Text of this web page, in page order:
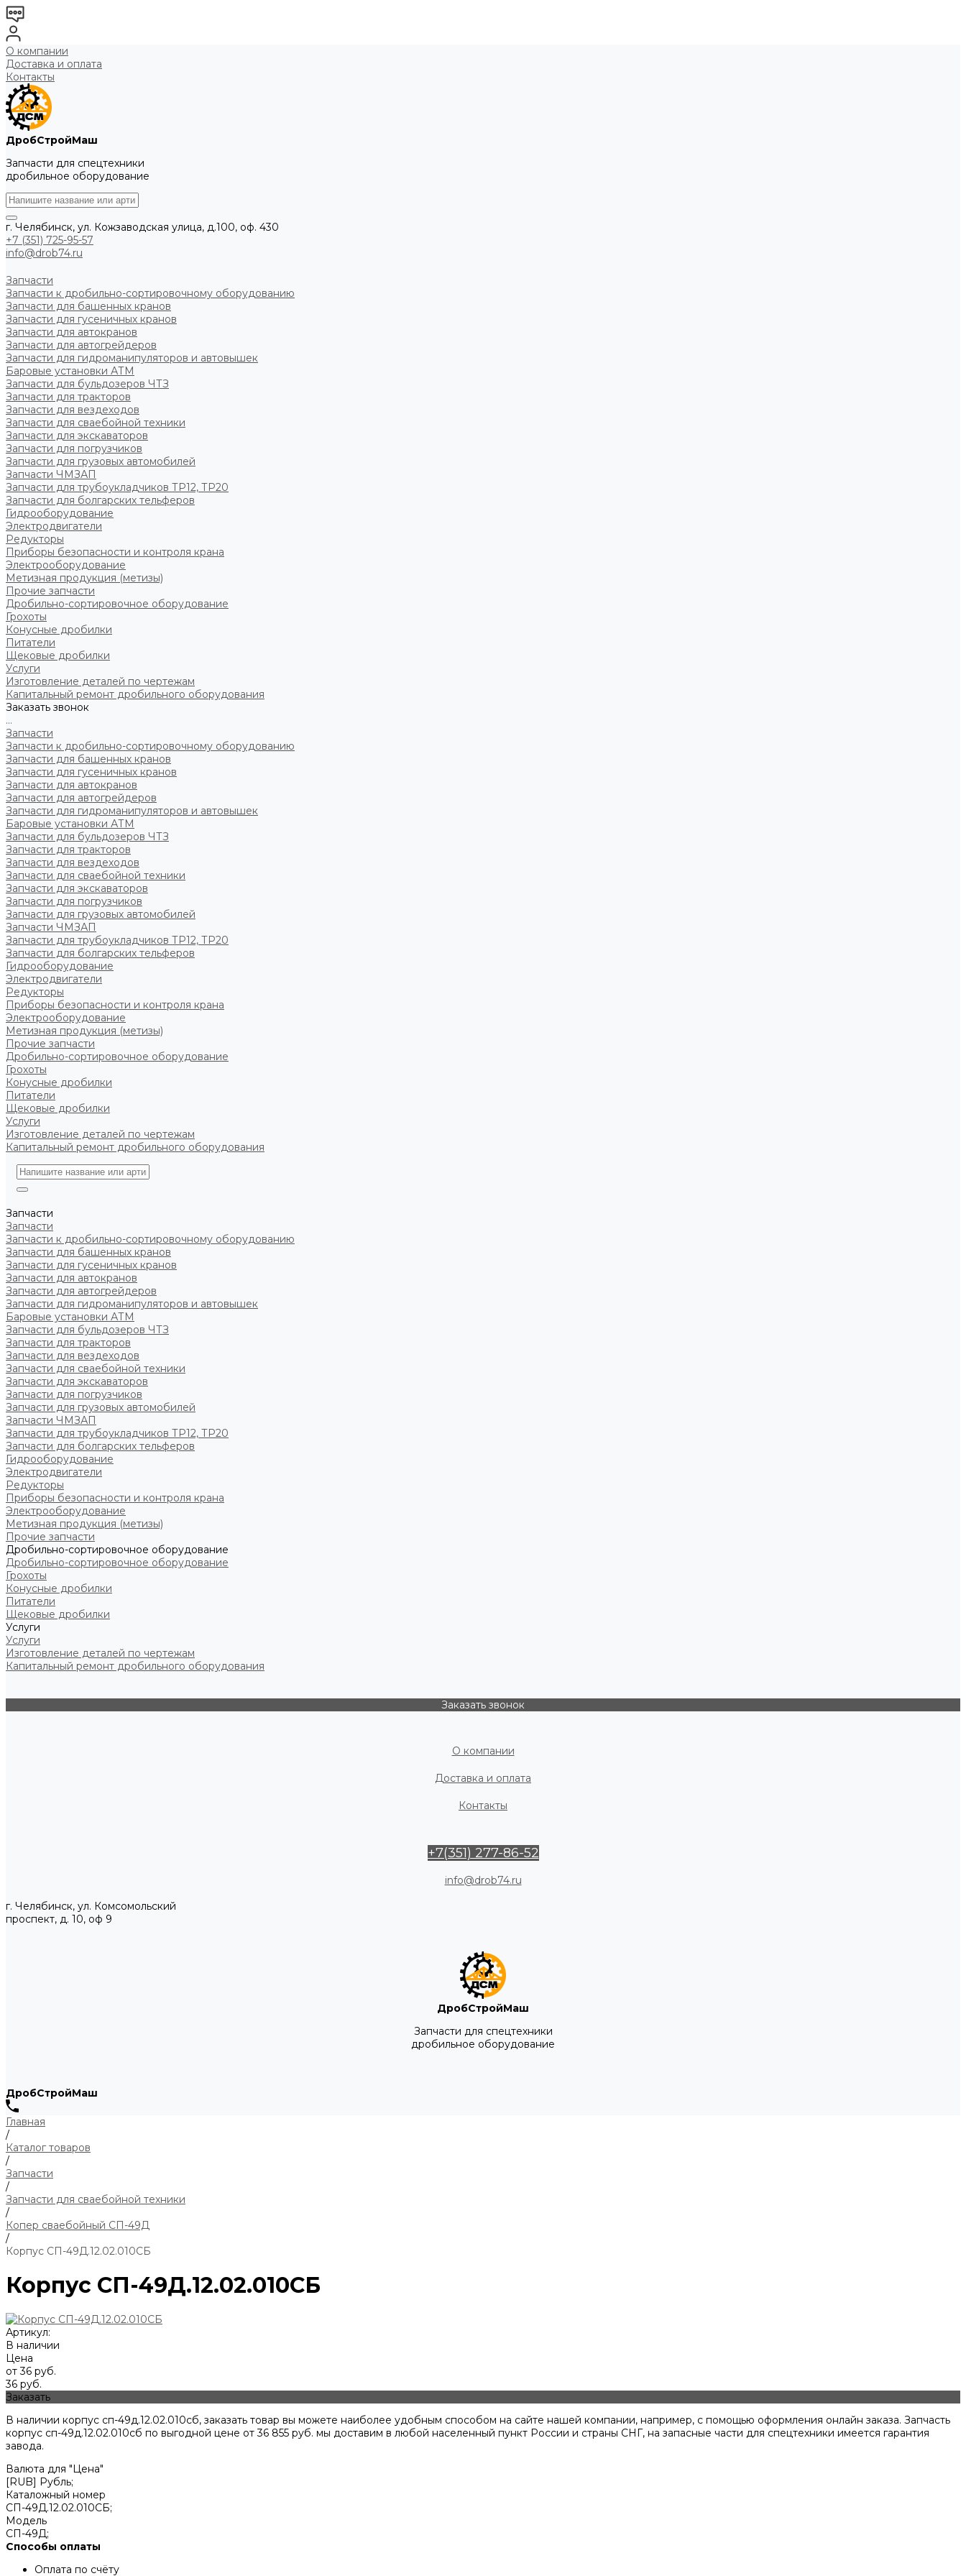
О компании
Доставка и оплата
Контакты
ДробСтройМаш
Запчасти для спецтехники
дробильное оборудование
г. Челябинск, ул. Кожзаводская улица, д.100, оф. 430
+7 (351) 725-95-57
info@drob74.ru
Запчасти
Запчасти к дробильно-сортировочному оборудованию
Запчасти для башенных кранов
Запчасти для гусеничных кранов
Запчасти для автокранов
Запчасти для автогрейдеров
Запчасти для гидроманипуляторов и автовышек
Баровые установки АТМ
Запчасти для бульдозеров ЧТЗ
Запчасти для тракторов
Запчасти для вездеходов
Запчасти для сваебойной техники
Запчасти для экскаваторов
Запчасти для погрузчиков
Запчасти для грузовых автомобилей
Запчасти ЧМЗАП
Запчасти для трубоукладчиков ТР12, ТР20
Запчасти для болгарских тельферов
Гидрооборудование
Электродвигатели
Редукторы
Приборы безопасности и контроля крана
Электрооборудование
Метизная продукция (метизы)
Прочие запчасти
Дробильно-сортировочное оборудование
Грохоты
Конусные дробилки
Питатели
Щековые дробилки
Услуги
Изготовление деталей по чертежам
Капитальный ремонт дробильного оборудования
Заказать звонок
...
Запчасти
Запчасти к дробильно-сортировочному оборудованию
Запчасти для башенных кранов
Запчасти для гусеничных кранов
Запчасти для автокранов
Запчасти для автогрейдеров
Запчасти для гидроманипуляторов и автовышек
Баровые установки АТМ
Запчасти для бульдозеров ЧТЗ
Запчасти для тракторов
Запчасти для вездеходов
Запчасти для сваебойной техники
Запчасти для экскаваторов
Запчасти для погрузчиков
Запчасти для грузовых автомобилей
Запчасти ЧМЗАП
Запчасти для трубоукладчиков ТР12, ТР20
Запчасти для болгарских тельферов
Гидрооборудование
Электродвигатели
Редукторы
Приборы безопасности и контроля крана
Электрооборудование
Метизная продукция (метизы)
Прочие запчасти
Дробильно-сортировочное оборудование
Грохоты
Конусные дробилки
Питатели
Щековые дробилки
Услуги
Изготовление деталей по чертежам
Капитальный ремонт дробильного оборудования
Запчасти
Запчасти
Запчасти к дробильно-сортировочному оборудованию
Запчасти для башенных кранов
Запчасти для гусеничных кранов
Запчасти для автокранов
Запчасти для автогрейдеров
Запчасти для гидроманипуляторов и автовышек
Баровые установки АТМ
Запчасти для бульдозеров ЧТЗ
Запчасти для тракторов
Запчасти для вездеходов
Запчасти для сваебойной техники
Запчасти для экскаваторов
Запчасти для погрузчиков
Запчасти для грузовых автомобилей
Запчасти ЧМЗАП
Запчасти для трубоукладчиков ТР12, ТР20
Запчасти для болгарских тельферов
Гидрооборудование
Электродвигатели
Редукторы
Приборы безопасности и контроля крана
Электрооборудование
Метизная продукция (метизы)
Прочие запчасти
Дробильно-сортировочное оборудование
Дробильно-сортировочное оборудование
Грохоты
Конусные дробилки
Питатели
Щековые дробилки
Услуги
Услуги
Изготовление деталей по чертежам
Капитальный ремонт дробильного оборудования
Заказать звонок
О компании
Доставка и оплата
Контакты
+7(351) 277-86-52
info@drob74.ru
г. Челябинск, ул. Комсомольский
проспект, д. 10, оф 9
ДробСтройМаш
Запчасти для спецтехники
дробильное оборудование
ДробСтройМаш
Главная
/
Каталог товаров
/
Запчасти
/
Запчасти для сваебойной техники
/
Копер сваебойный СП-49Д
/
Корпус СП-49Д.12.02.010СБ
Корпус СП-49Д.12.02.010СБ
Артикул:
В наличии
Цена
от 36 руб.
36 руб.
Заказать
В наличии корпус сп-49д.12.02.010сб, заказать товар вы можете наиболее удобным способом на сайте нашей компании, например, с помощью оформления онлайн заказа. Запчасть
корпус сп-49д.12.02.010сб по выгодной цене от36 855 руб. мы доставим в любой населенный пункт России и страны СНГ, на запасные части для спецтехники имеется гарантия
завода.
Валюта для "Цена"
[RUB] Рубль;
Каталожный номер
СП-49Д.12.02.010СБ;
Модель
СП-49Д;
Способы оплаты
Оплата по счёту